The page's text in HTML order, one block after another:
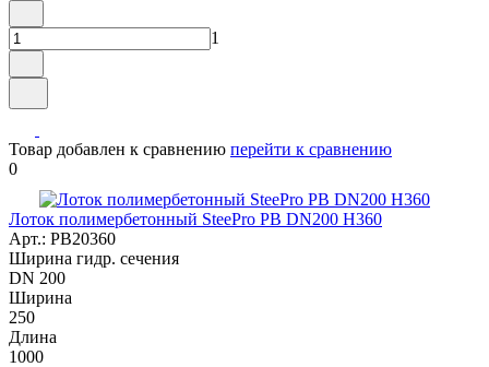
1
Товар добавлен к сравнению перейти к сравнению
0
Лоток полимербетонный SteePro PB DN200 H360
Арт.: PB20360
Ширина гидр. сечения
DN 200
Ширина
250
Длина
1000